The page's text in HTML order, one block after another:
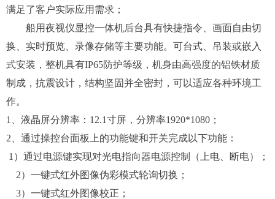
满足了客户实际应用需求；
船用夜视仪显控一体机后台具有快捷指令、画面自由切
换、实时预览、录像存储等主要功能。 可台式、吊装或嵌入
式安装， 整机具有IP65防护等级，机身由高强度的铝铁材质
制成，抗震设计，结构坚固并全密封，可以适应各种环境工
作。
1
液晶屏分辨率： 1 2.1寸屏， 分辨率1920*1080；
2、 通过操控台面板上的功能键和开关完成以下功能：
1） 通过电源键实现对光电指向器电源控制（上电、断电）；
2）一键式红外图像伪彩模式轮询切换；
3）一键式红外图像校正 ；